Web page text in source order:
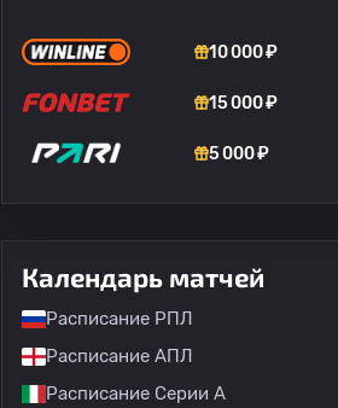
10 000 ₽
15 000 ₽
5 000 ₽
Календарь матчей
Расписание РПЛ
Расписание АПЛ
Расписание Серии А